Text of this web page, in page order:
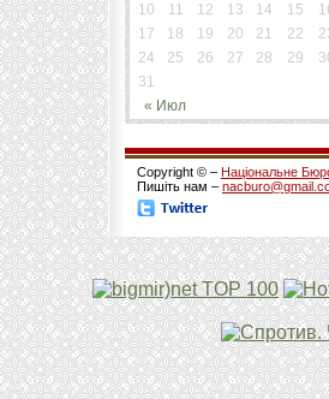
« Июл
10
11 12 13 14 15
17
18 19 20 21 22
24
25 26 27 28 29
31
Copyright © – Національне
Пишіть нам –